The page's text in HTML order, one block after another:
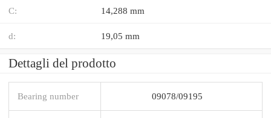
C: 14,288 mm
d: 19,05 mm
Dettagli del prodotto
Bearing number 09078/09195